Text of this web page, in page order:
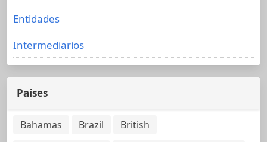
Entidades
Intermediarios
Países
Bahamas Brazil
British